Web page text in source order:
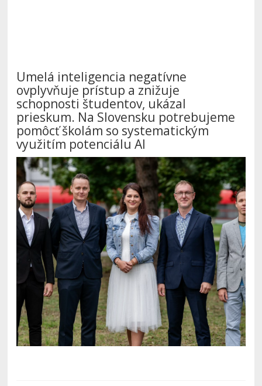
Umelá inteligencia negatívne
ovplyvňuje prístup a znižuje
schopnosti študentov, ukázal
prieskum. Na Slovensku potrebujeme
pomôcť školám so systematickým
využitím potenciálu AI